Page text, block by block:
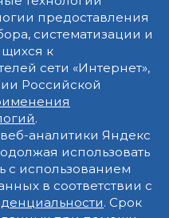
предоставления
систематизации и
к
сети «Интернет»,
Российской
.
аналитики Яндекс
использовать
с использованием
в соответствии с
. Срок